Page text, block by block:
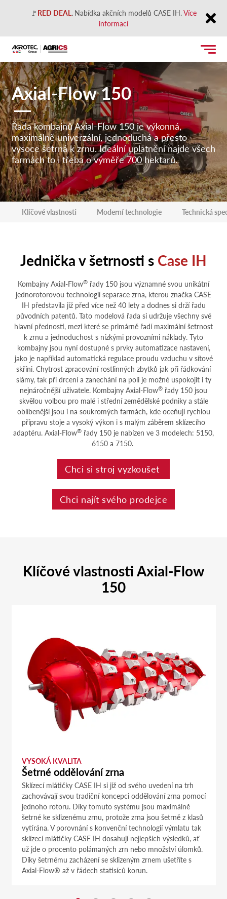
🚩RED DEAL. Nabídka akčních modelů CASE IH.Více
informací
Close
Axial-Flow 150
Řada kombajnů Axial-Flow 150 je výkonná,
maximálně univerzální, jednoduchá a přesto
vysoce šetrná k zrnu. Ideální uplatnění najde všech
farmách to i třeba o výměře 700 hektarů.
Klíčové vlastnosti Moderní technologie Technická
Jednička v šetrnosti s Case IH
Kombajny Axial-Flow® řady 150 jsou významné svou unikátní
jednorotorovou technologií separace zrna, kterou značka CASE
IH představila již před více než 40 lety a dodnes si drží řadu
původních patentů. Tato modelová řada si udržuje všechny své
hlavní přednosti, mezi které se primárně řadí maximální šetrnost
k zrnu a jednoduchost s nízkými provozními náklady. Tyto
kombajny jsou nyní dostupné s prvky automatizace nastavení,
jako je například automatická regulace proudu vzduchu v sítové
skříni. Chytrost zpracování rostlinných zbytků jak při řádkování
slámy, tak při drcení a zanechání na poli je možné uspokojit i ty
nejnáročnější uživatele. Kombajny Axial-Flow® řady 150 jsou
skvělou volbou pro malé i střední zemědělské podniky a stále
oblíbenější jsou i na soukromých farmách, kde oceňují rychlou
přípravu stoje a vysoký výkon i s malým záběrem sklízecího
adaptéru. Axial-Flow® řady 150 je nabízen ve 3 modelech: 5150,
6150 a 7150.
Chci si stroj vyzkoušet
Chci najít svého prodejce
Klíčové vlastnosti Axial-Flow
150
VYSOKÁ KVALITA
Šetrné oddělování zrna
Sklízecí mlátičky CASE IH si již od svého uvedení na trh
zachovávají svou tradiční koncepci oddělování zrna pomocí
jednoho rotoru. Díky tomuto systému jsou maximálně
šetrné ke sklizenému zrnu, protože zrna jsou šetrně z klasů
vytírána. V porovnání s konvenční technologií výmlatu tak
sklízecí mlátičky CASE IH dosahují nejlepších výsledků, ať
už jde o procento polámaných zrn nebo množství úlomků.
Díky šetrnému zacházení se sklizeným zrnem ušetříte s
Axial-Flow® až v řádech statisíců korun.